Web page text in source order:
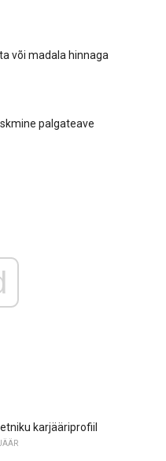
või madala hinnaga
palgateave
karjääriprofiil